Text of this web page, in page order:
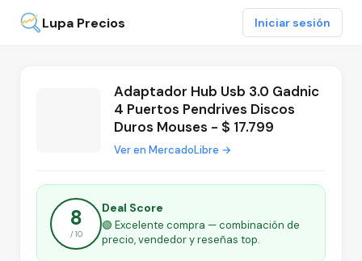
Lupa Precios Iniciar sesión
Adaptador Hub Usb 3.0 Gadnic
4 Puertos Pendrives Discos
Duros Mouses - $ 17.799
Ver en MercadoLibre →
8
/ 10
Deal Score
🟢 Excelente compra — combinación de
precio, vendedor y reseñas top.